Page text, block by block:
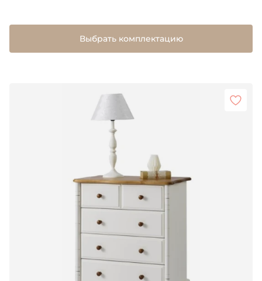
Выбрать комплектацию